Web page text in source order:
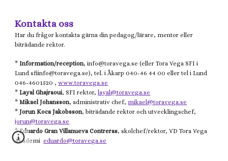
Kontakta oss
Har du frågor kontakta gärna din pedagog/lärare, mentor eller
biträdande rektor.
*Information/reception, info@toravega.se (ellerTora Vega SFI i
Lundsfiinfo@toravega.se), tel. i Åkarp 040-46 44 00 eller tel i Lund
046-4601520 , www.toravega.se
*Layal Ghajraoui, SFI rektor,layal@toravega.se
*Mikael Johansson, administrativ chef, mikael@toravega.se
*Jorun Koca Jakobsson, biträdande rektor och utvecklingschef,
jorun@toravega.se
*Eduardo Gran Villanueva Contreras, skolchef/rektor, VD Tora Vega
Akademieduardo@toravega.se